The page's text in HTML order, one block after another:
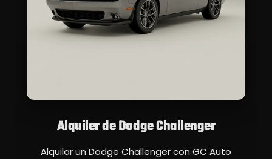
Alquiler de Dodge Challenger
Alquilar un Dodge Challenger con GC Auto